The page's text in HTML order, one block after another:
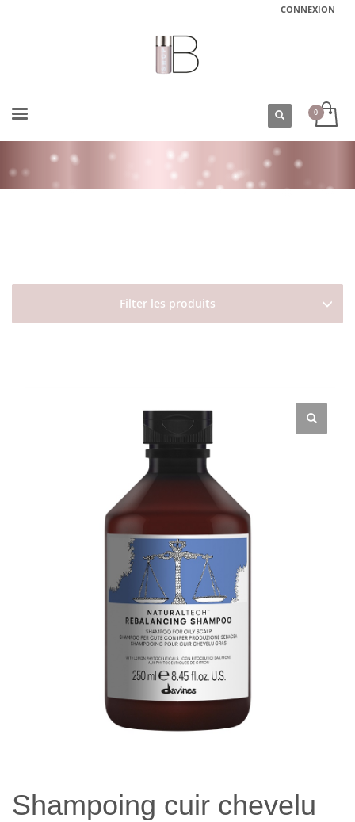
CONNEXION
Filter les produits
Shampoing cuir chevelu